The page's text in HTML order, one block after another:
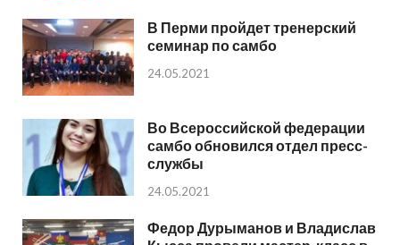
В Перми пройдет тренерский
семинар по самбо
24.05.2021
Во Всероссийской федерации
самбо обновился отдел пресс-
службы
24.05.2021
Федор Дурыманов и Владислав